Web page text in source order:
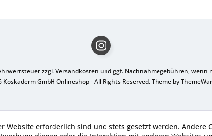
zzgl.Versandkosten und ggf. Nachnahmegebühren, wenn
Koskaderm GmbH Onlineshop - All Rights Reserved. Theme by
erforderlich sind und stets gesetzt werden. Andere